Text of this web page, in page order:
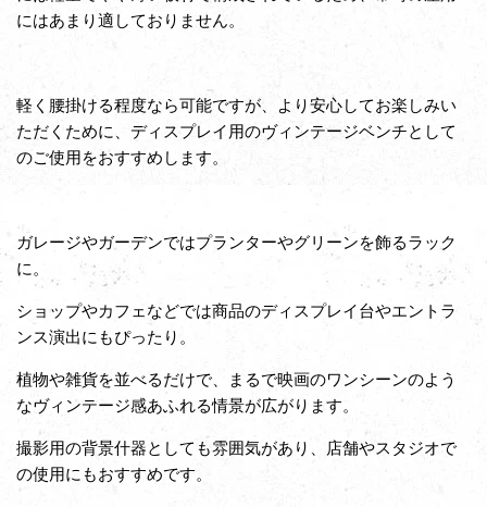
にはあまり適しておりません。
軽く腰掛ける程度なら可能ですが、より安心してお楽しみい
ただくために、ディスプレイ用のヴィンテージベンチとして
のご使用をおすすめします。
ガレージやガーデンではプランターやグリーンを飾るラック
に。
ショップやカフェなどでは商品のディスプレイ台やエントラ
ンス演出にもぴったり。
植物や雑貨を並べるだけで、まるで映画のワンシーンのよう
なヴィンテージ感あふれる情景が広がります。
撮影用の背景什器としても雰囲気があり、店舗やスタジオで
の使用にもおすすめです。